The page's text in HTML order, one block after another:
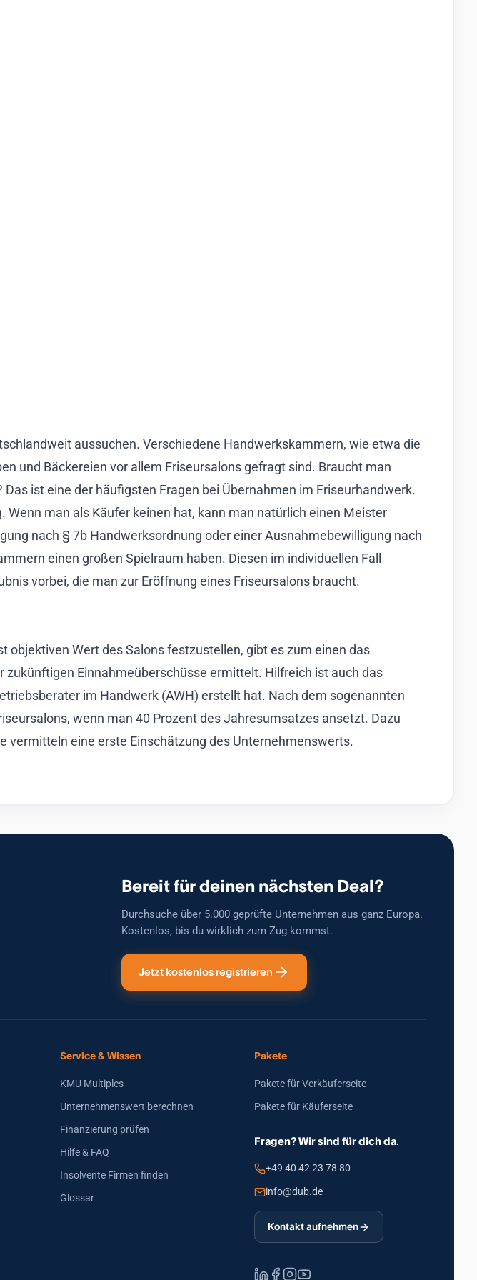
aussuchen. Verschiedene Handwerkskammern, wie etwa die
und Bäckereien vor allem Friseursalons gefragt sind. Braucht man
ist eine der häufigsten Fragen bei Übernahmen im Friseurhandwerk.
man als Käufer keinen hat, kann man natürlich einen Meister
nach § 7b Handwerksordnung oder einer Ausnahmebewilligung nach
einen großen Spielraum haben. Diesen im individuellen Fall
vorbei, die man zur Eröffnung eines Friseursalons braucht.
objektiven Wert des Salons festzustellen, gibt es zum einen das
Einnahmeüberschüsse ermittelt. Hilfreich ist auch das
im Handwerk (AWH) erstellt hat. Nach dem sogenannten
wenn man 40 Prozent des Jahresumsatzes ansetzt. Dazu
vermitteln eine erste Einschätzung des Unternehmenswerts.
Bereit für deinen nächsten Deal?
Durchsuche über 5.000 geprüfte Unternehmen aus ganz Europa.
Kostenlos, bis du wirklich zum Zug kommst.
Jetzt kostenlos registrieren
Service & Wissen
KMU Multiples
Unternehmenswert berechnen
Finanzierung prüfen
Hilfe & FAQ
Insolvente Firmen finden
Glossar
Pakete
Pakete für Verkäuferseite
Pakete für Käuferseite
Fragen? Wir sind für dich da.
+49 40 42 23 78 80
info@dub.de
Kontakt aufnehmen